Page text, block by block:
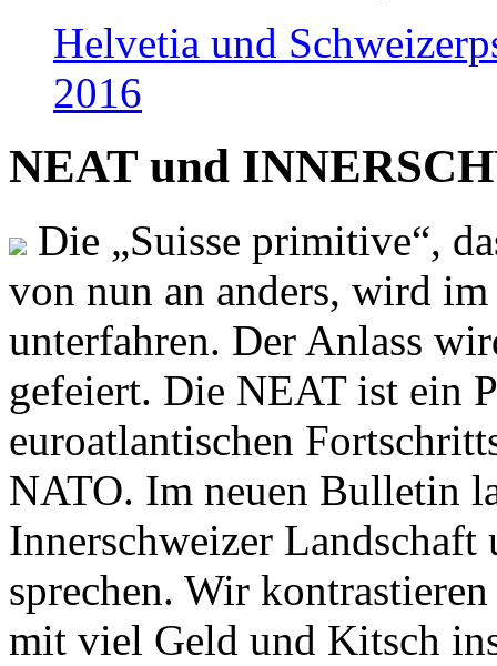
Helvetia und
2016
NEAT und
Die „Suisse primitive“,
von nun an anders, wird
unterfahren. Der Anlass
gefeiert. Die NEAT ist ein
euroatlantischen
NATO. Im neuen Bulletin
Innerschweizer
sprechen. Wir
mit viel Geld und Kitsch